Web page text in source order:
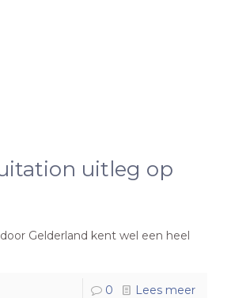
uitleg op
Gelderland kent wel een heel
0 Lees meer